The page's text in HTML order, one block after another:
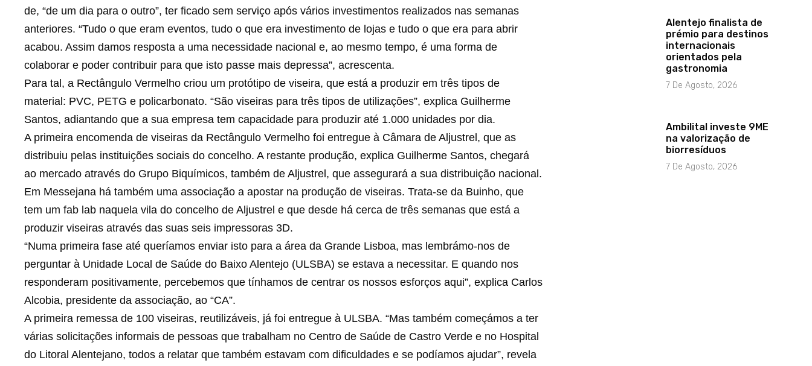
de, “de um dia para o outro”, ter ficado sem serviço após vários investimentos realizados nas semanas
anteriores. “Tudo o que eram eventos, tudo o que era investimento de lojas e tudo o que era para abrir
acabou. Assim damos resposta a uma necessidade nacional e, ao mesmo tempo, é uma forma de
colaborar e poder contribuir para que isto passe mais depressa”, acrescenta.
Para tal, a Rectângulo Vermelho criou um protótipo de viseira, que está a produzir em três tipos de
material: PVC, PETG e policarbonato. “São viseiras para três tipos de utilizações”, explica Guilherme
Santos, adiantando que a sua empresa tem capacidade para produzir até 1.000 unidades por dia.
A primeira encomenda de viseiras da Rectângulo Vermelho foi entregue à Câmara de Aljustrel, que as
distribuiu pelas instituições sociais do concelho. A restante produção, explica Guilherme Santos, chegará
ao mercado através do Grupo Biquímicos, também de Aljustrel, que assegurará a sua distribuição nacional.
Em Messejana há também uma associação a apostar na produção de viseiras. Trata-se da Buinho, que
tem um fab lab naquela vila do concelho de Aljustrel e que desde há cerca de três semanas que está a
produzir viseiras através das suas seis impressoras 3D.
“Numa primeira fase até queríamos enviar isto para a área da Grande Lisboa, mas lembrámo-nos de
perguntar à Unidade Local de Saúde do Baixo Alentejo (ULSBA) se estava a necessitar. E quando nos
responderam positivamente, percebemos que tínhamos de centrar os nossos esforços aqui”, explica Carlos
Alcobia, presidente da associação, ao “CA”.
A primeira remessa de 100 viseiras, reutilizáveis, já foi entregue à ULSBA. “Mas também começámos a ter
várias solicitações informais de pessoas que trabalham no Centro de Saúde de Castro Verde e no Hospital
do Litoral Alentejano, todos a relatar que também estavam com dificuldades e se podíamos ajudar”, revela
Alentejo finalista de
prémio para destinos
internacionais
orientados pela
gastronomia
7 De Agosto, 2026
Ambilital investe 9ME
na valorização de
biorresíduos
7 De Agosto, 2026